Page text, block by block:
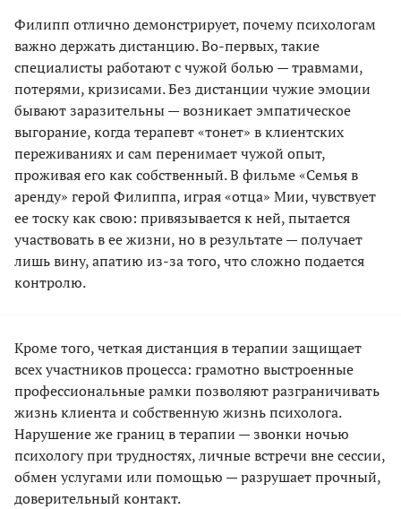
Филипп отлично демонстрирует, почему психологам
важно держать дистанцию. Во-первых, такие
специалисты работают с чужой болью — травмами,
потерями, кризисами. Без дистанции чужие эмоции
бывают заразительны — возникает эмпатическое
выгорание, когда терапевт «тонет» в клиентских
переживаниях и сам перенимает чужой опыт,
проживая его как собственный. В фильме «Семья в
аренду» герой Филиппа, играя «отца» Мии, чувствует
ее тоску как свою: привязывается к ней, пытается
участвовать в ее жизни, но в результате — получает
лишь вину, апатию из-за того, что сложно подается
контролю.
Кроме того, четкая дистанция в терапии защищает
всех участников процесса: грамотно выстроенные
профессиональные рамки позволяют разграничивать
жизнь клиента и собственную жизнь психолога.
Нарушение же границ в терапии — звонки ночью
психологу при трудностях, личные встречи вне сессии,
обмен услугами или помощью — разрушает прочный,
доверительный контакт.